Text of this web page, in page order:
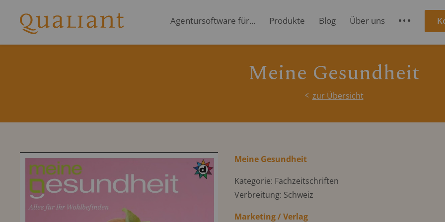
Agentursoftware für... Produkte Blog Über uns S
Meine Gesundheit
zur Übersicht
Meine Gesundheit
Kategorie: Fachzeitschriften
Verbreitung: Schweiz
Marketing / Verlag